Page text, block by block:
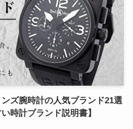
ンズ腕時計の人気ブランド21選
時計ブランド説明書】